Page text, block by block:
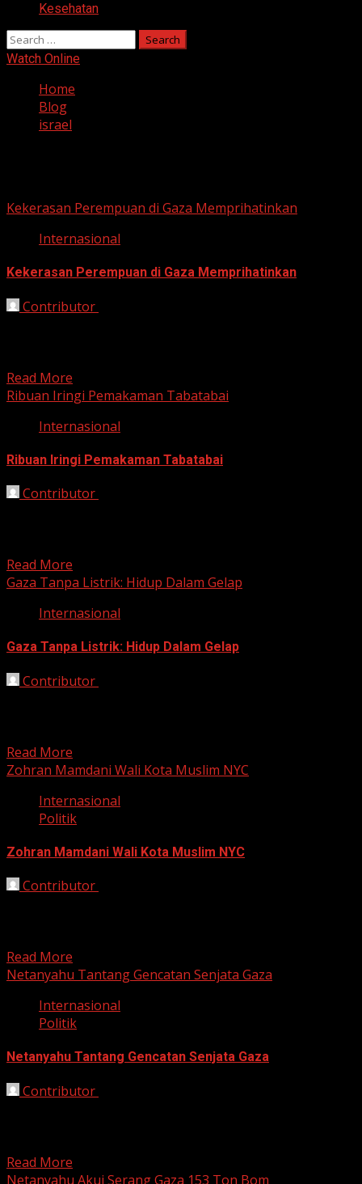
Kesehatan
Search
for:
Watch Online
Home
Blog
israel
Kekerasan Perempuan di Gaza Memprihatinkan
Internasional
Kekerasan Perempuan di Gaza Memprihatinkan
Contributor
Read More
Ribuan Iringi Pemakaman Tabatabai
Internasional
Ribuan Iringi Pemakaman Tabatabai
Contributor
Read More
Gaza Tanpa Listrik: Hidup Dalam Gelap
Internasional
Gaza Tanpa Listrik: Hidup Dalam Gelap
Contributor
Read More
Zohran Mamdani Wali Kota Muslim NYC
Internasional
Politik
Zohran Mamdani Wali Kota Muslim NYC
Contributor
Read More
Netanyahu Tantang Gencatan Senjata Gaza
Internasional
Politik
Netanyahu Tantang Gencatan Senjata Gaza
Contributor
Read More
Netanyahu Akui Serang Gaza 153 Ton Bom